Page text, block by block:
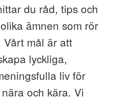
du råd, tips och
ämnen som rör
Vårt mål är att
lyckliga,
liv för
och kära. Vi